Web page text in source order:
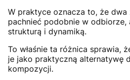
W praktyce oznacza to, że dwa
pachnieć podobnie w odbiorze,
strukturą i dynamiką.
To właśnie ta różnica sprawia,
je jako praktyczną alternatywę
kompozycji.